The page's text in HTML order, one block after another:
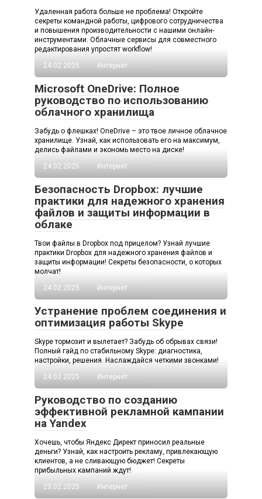
Удаленная работа больше не проблема! Откройте
секреты командной работы, цифрового сотрудничества
и повышения производительности с нашими онлайн-
инструментами. Облачные сервисы для совместного
редактирования упростят workflow!
24.02.2025
Интернет
Microsoft OneDrive: Полное
руководство по использованию
облачного хранилища
Забудь о флешках! OneDrive – это твое личное облачное
хранилище. Узнай, как использовать его на максимум,
делись файлами и экономь место на диске!
24.02.2025
Интернет
Безопасность Dropbox: лучшие
практики для надежного хранения
файлов и защиты информации в
облаке
Твои файлы в Dropbox под прицелом? Узнай лучшие
практики Dropbox для надежного хранения файлов и
защиты информации! Секреты безопасности, о которых
молчат!
24.02.2025
Интернет
Устранение проблем соединения и
оптимизация работы Skype
Skype тормозит и вылетает? Забудь об обрывах связи!
Полный гайд по стабильному Skype: диагностика,
настройки, решения. Наслаждайся четкими звонками!
24.02.2025
Интернет
Руководство по созданию
эффективной рекламной кампании
на Yandex
Хочешь, чтобы Яндекс Директ приносил реальные
деньги? Узнай, как настроить рекламу, привлекающую
клиентов, а не сливающую бюджет! Секреты
прибыльных кампаний ждут!
23.02.2025
Интернет